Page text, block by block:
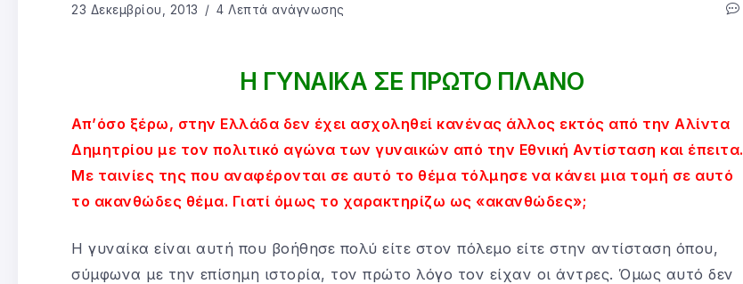
23 Δεκεμβρίου, 2013 4 Λεπτά ανάγνωσης
Η ΓΥΝΑΙΚΑ ΣΕ ΠΡΩΤΟ ΠΛΑΝΟ
Απ’όσο ξέρω, στην Ελλάδα δεν έχει ασχοληθεί κανένας άλλος εκτός από την Αλίντα
Δημητρίου με τον πολιτικό αγώνα των γυναικών από την Εθνική Αντίσταση και έπειτα.
Με ταινίες της που αναφέρονται σε αυτό το θέμα τόλμησε να κάνει μια τομή σε αυτό
το ακανθώδες θέμα. Γιατί όμως το χαρακτηρίζω ως «ακανθώδες»;
Η γυναίκα είναι αυτή που βοήθησε πολύ είτε στον πόλεμο είτε στην αντίσταση όπου,
σύμφωνα με την επίσημη ιστορία, τον πρώτο λόγο τον είχαν οι άντρες. Όμως αυτό δεν